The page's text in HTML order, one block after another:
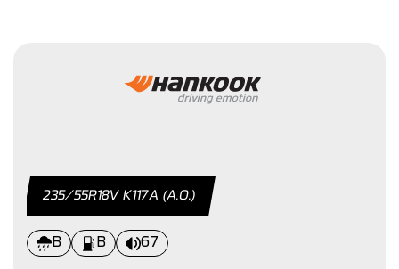
235/55R18V Κ117Α (Α.Ο.)
B B 67